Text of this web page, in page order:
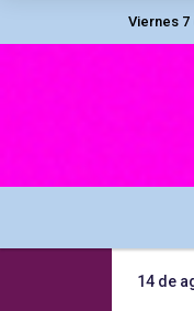
Viernes 7
14 de